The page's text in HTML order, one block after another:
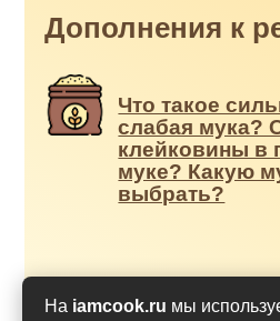
На iamcook.ru мы
Дополнения к
Что такое
слабая мука?
клейковины в
муке? Какую
выбрать?